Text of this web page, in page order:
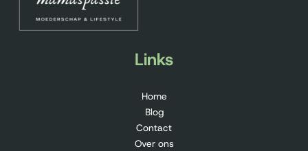
Links
Home
Blog
Contact
Over ons